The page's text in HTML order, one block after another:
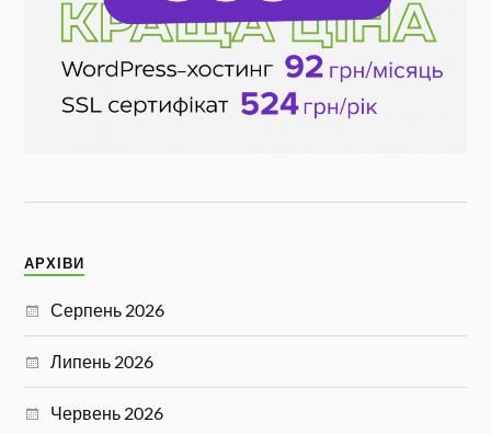
АРХІВИ
Серпень 2026
Липень 2026
Червень 2026